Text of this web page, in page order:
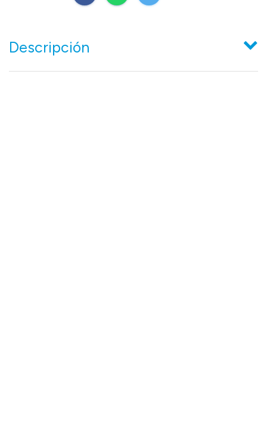
Descripción